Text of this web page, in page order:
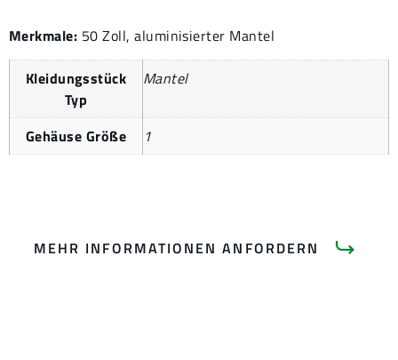
Merkmale: 50 Zoll, aluminisierter Mantel
Kleidungsstück
Typ
Mantel
Gehäuse Größe 1
MEHR INFORMATIONEN ANFORDERN